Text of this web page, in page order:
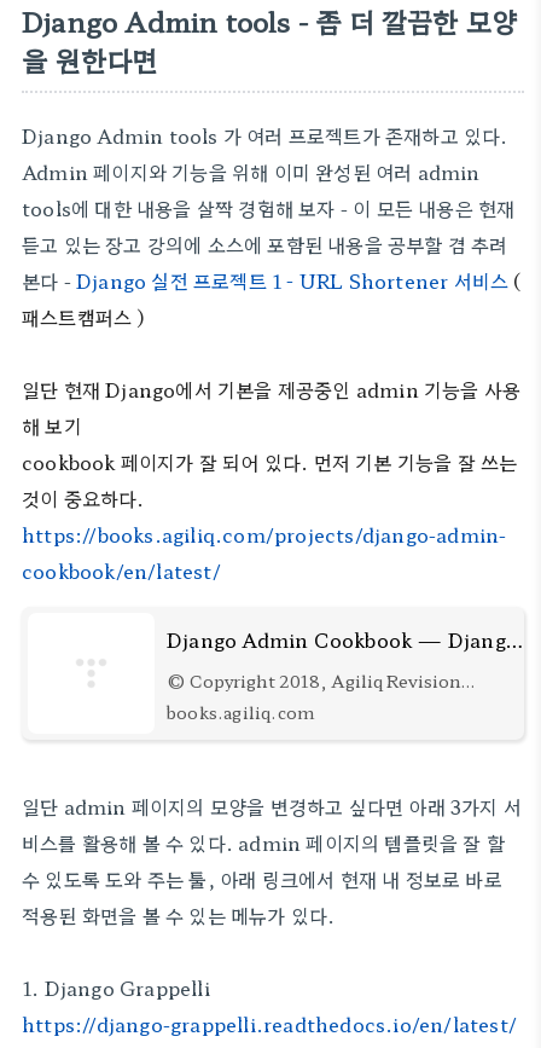
Django Admin tools - 좀 더 깔끔한 모양
을 원한다면
Django Admin tools 가 여러 프로젝트가 존재하고 있다.
Admin 페이지와 기능을 위해 이미 완성된 여러 admin
tools에 대한 내용을 살짝 경험해 보자 - 이 모든 내용은 현재
듣고 있는 장고 강의에 소스에 포함된 내용을 공부할 겸 추려
본다 -Django 실전 프로젝트 1 - URL Shortener 서비스 (
패스트캠퍼스 )
일단 현재 Django에서 기본을 제공중인 admin 기능을 사용
해 보기
cookbook 페이지가 잘 되어 있다. 먼저 기본 기능을 잘 쓰는
것이 중요하다.
https://books.agiliq.com/projects/django-admin-
cookbook/en/latest/
Django Admin Cookbook — Django Admin Cookbook 2.0 documentation
© Copyright 2018, Agiliq Revision
434bc6f6. Read more books at
https://books.agiliq.com
books.agiliq.com
일단 admin 페이지의 모양을 변경하고 싶다면 아래 3가지 서
비스를 활용해 볼 수 있다. admin 페이지의 템플릿을 잘 할
수 있도록 도와 주는 툴, 아래 링크에서 현재 내 정보로 바로
적용된 화면을 볼 수 있는 메뉴가 있다.
1. Django Grappelli
https://django-grappelli.readthedocs.io/en/latest/